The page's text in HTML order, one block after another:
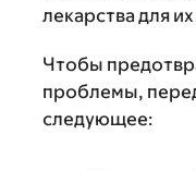
лекарства для
Чтобы
проблемы,
следующее: